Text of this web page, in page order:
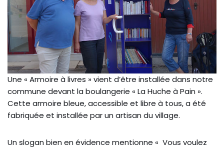
Une « Armoire à livres » vient d’être installée dans notre
commune devant la boulangerie « La Huche à Pain ».
Cette armoire bleue, accessible et libre à tous, a été
fabriquée et installée par un artisan du village.
Un slogan bien en évidence mentionne « Vous voulez